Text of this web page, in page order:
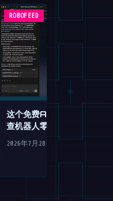
ROBOFEED
这个免费AI代理可从纯英语
查机器人零件
2026年7月28日